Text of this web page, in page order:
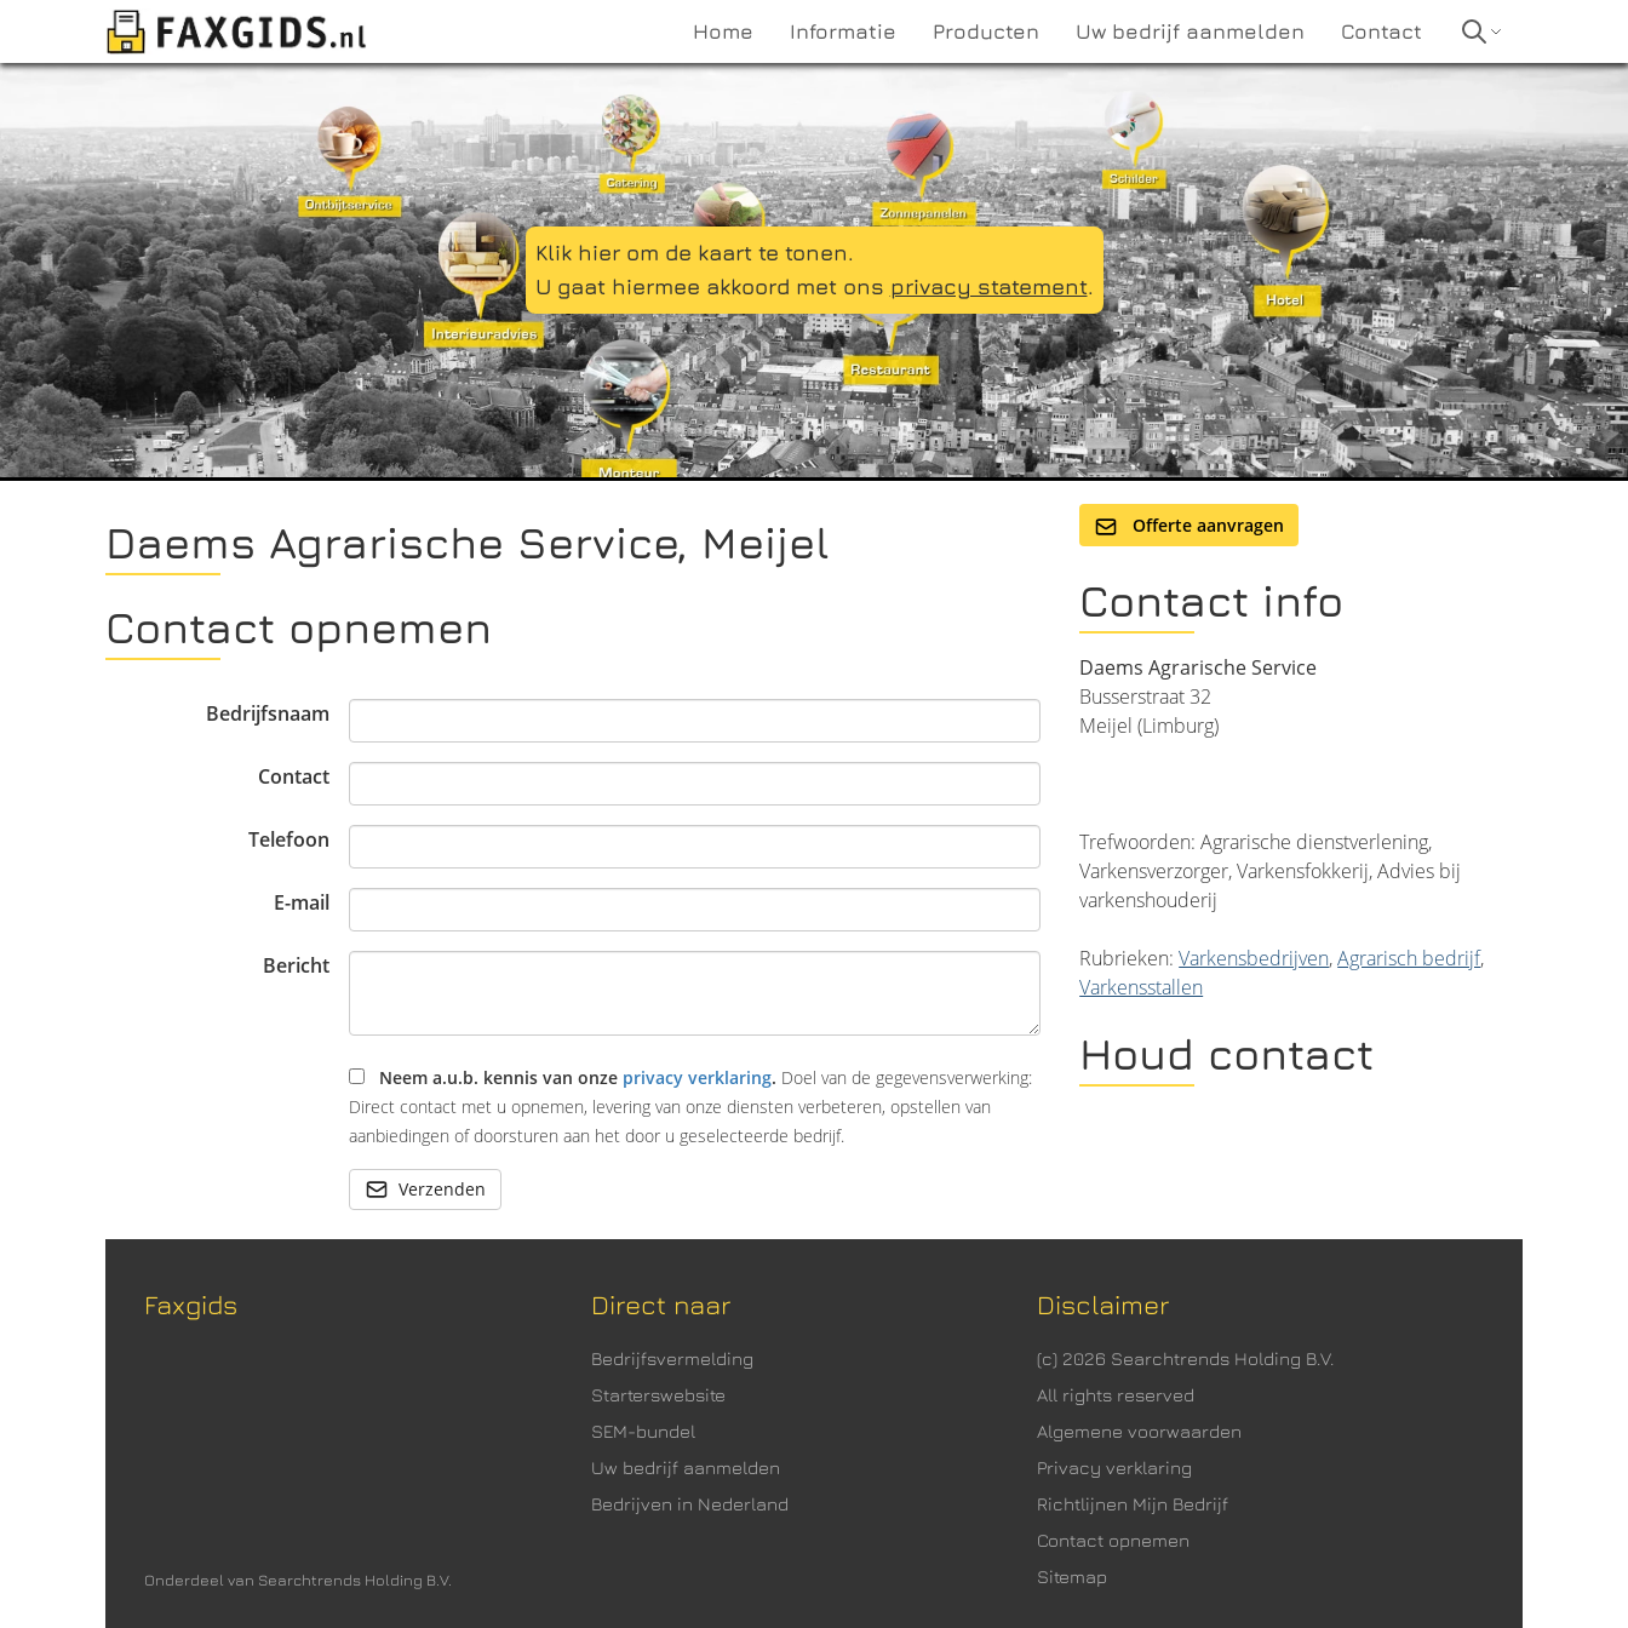
Home Informatie Producten Uw bedrijf aanmelden Contact
Klik hier om de kaart te tonen.
U gaat hiermee akkoord met ons privacy statement.
Daems Agrarische Service, Meijel
Contact opnemen
Bedrijfsnaam
Contact
Telefoon
E-mail
Bericht
Neem a.u.b. kennis van onze privacy verklaring. Doel van de gegevensverwerking:
Direct contact met u opnemen, levering van onze diensten verbeteren, opstellen van
aanbiedingen of doorsturen aan het door u geselecteerde bedrijf.
Verzenden
Offerte aanvragen
Contact info
Daems Agrarische Service
Busserstraat 32
Meijel (Limburg)
Trefwoorden: Agrarische dienstverlening,
Varkensverzorger, Varkensfokkerij, Advies bij
varkenshouderij
Rubrieken:Varkensbedrijven,Agrarisch bedrijf,
Varkensstallen
Houd contact
Faxgids
Onderdeel van Searchtrends Holding B.V.
Direct naar
Bedrijfsvermelding
Starterswebsite
SEM-bundel
Uw bedrijf aanmelden
Bedrijven in Nederland
Disclaimer
(c) 2026 Searchtrends Holding B.V.
All rights reserved
Algemene voorwaarden
Privacy verklaring
Richtlijnen Mijn Bedrijf
Contact opnemen
Sitemap